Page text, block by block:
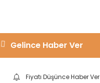
Gelince Haber Ver
Fiyatı Düşünce Haber Ver